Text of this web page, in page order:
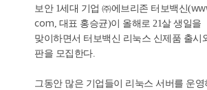
보안 1세대 기업 ㈜에브리존 터보백신(
com, 대표 홍승균)이 올해로 21살 생일을
맞이하면서 터보백신 리눅스 신제품 출시
판을 모집한다.
그동안 많은 기업들이 리눅스 서버를 운